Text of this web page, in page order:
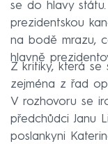
se do hlavy
prezidentskou
na bodě mrazu,
hlavně
Z kritiky, která se
zejména z řad
V rozhovoru se
předchůdci Janu
poslankyni